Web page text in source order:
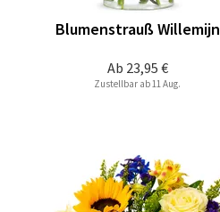
Ab 23,95 €
Blumenstrauß Willemijn
Zustellbar ab 11 Aug.